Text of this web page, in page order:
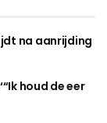
na aanrijding
houd de eer